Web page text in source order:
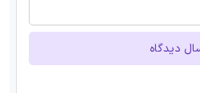
دیدگاه